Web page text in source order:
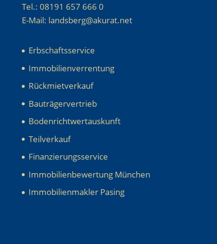
Tel.: 08191 657 666 0
E-Mail: landsberg@akurat.net
Erbschaftsservice
Immobilienverrentung
Rückmietverkauf
Bauträgervertrieb
Bodenrichtwertauskunft
Teilverkauf
Finanzierungsservice
Immobilienbewertung München
Immobilienmakler Pasing